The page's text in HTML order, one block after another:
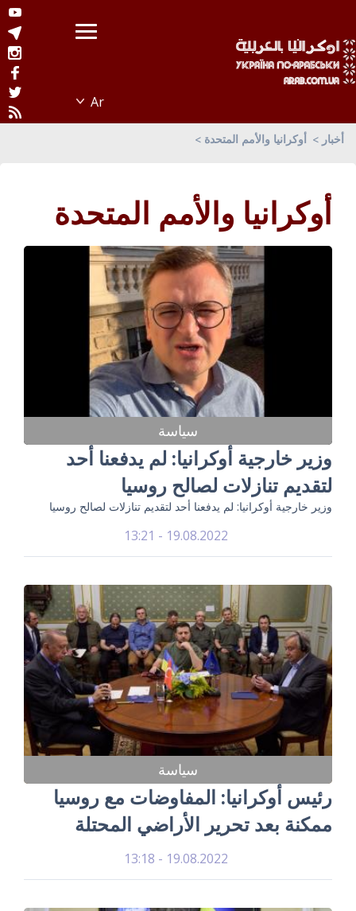
أخبار أوكرانيا والأمم المتحدة
أوكرانيا والأمم المتحدة
سياسة
وزير خارجية أوكرانيا: لم يدفعنا أحد
لتقديم تنازلات لصالح روسيا
وزير خارجية أوكرانيا: لم يدفعنا أحد لتقديم تنازلات لصالح روسيا
19.08.2022 - 13:21
سياسة
رئيس أوكرانيا: المفاوضات مع روسيا
ممكنة بعد تحرير الأراضي المحتلة
19.08.2022 - 13:18